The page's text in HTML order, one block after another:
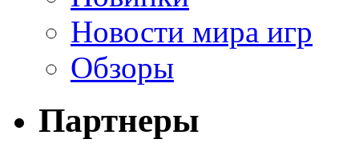
Новости мира игр
Обзоры
Партнеры